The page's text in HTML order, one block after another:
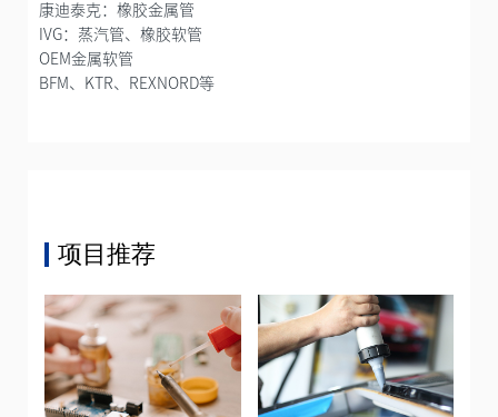
康迪泰克：橡胶金属管
IVG：蒸汽管、橡胶软管
OEM金属软管
BFM、KTR、REXNORD等
项目推荐